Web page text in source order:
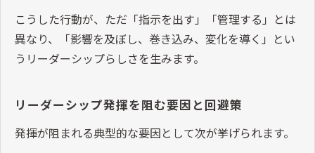
こうした行動が、ただ「指示を出す」「管理する」とは
異なり、「影響を及ぼし、巻き込み、変化を導く」とい
うリーダーシップらしさを生みます。
リーダーシップ発揮を阻む要因と回避策
発揮が阻まれる典型的な要因として次が挙げられます。